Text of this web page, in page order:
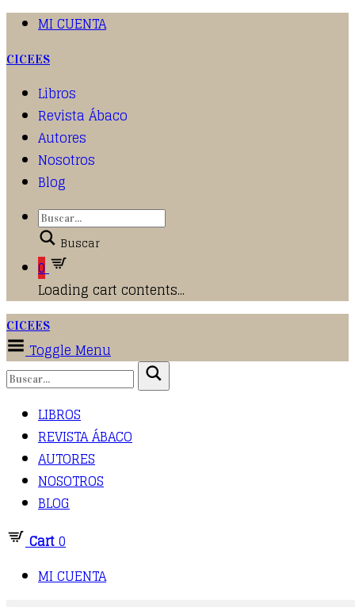
MI CUENTA
CICEES
Libros
Revista Ábaco
Autores
Nosotros
Blog
Buscar
0
Loading cart contents...
CICEES
Toggle Menu
LIBROS
REVISTA ÁBACO
AUTORES
NOSOTROS
BLOG
Cart0
MI CUENTA